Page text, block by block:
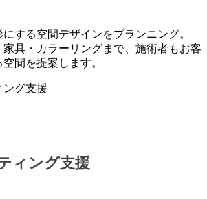
する空間デザインをプランニング。
具・カラーリングまで、施術者もお客
間を提案します。
ィング支援